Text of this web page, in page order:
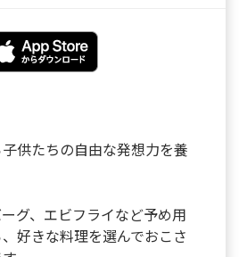
供たちの自由な発想力を養
グ、エビフライなど予め用
好きな料理を選んでおこさ